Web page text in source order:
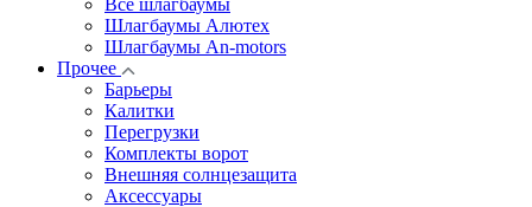
Все шлагбаумы
Шлагбаумы Алютех
Шлагбаумы An-motors
Прочее
Барьеры
Калитки
Перегрузки
Комплекты ворот
Внешняя солнцезащита
Аксессуары